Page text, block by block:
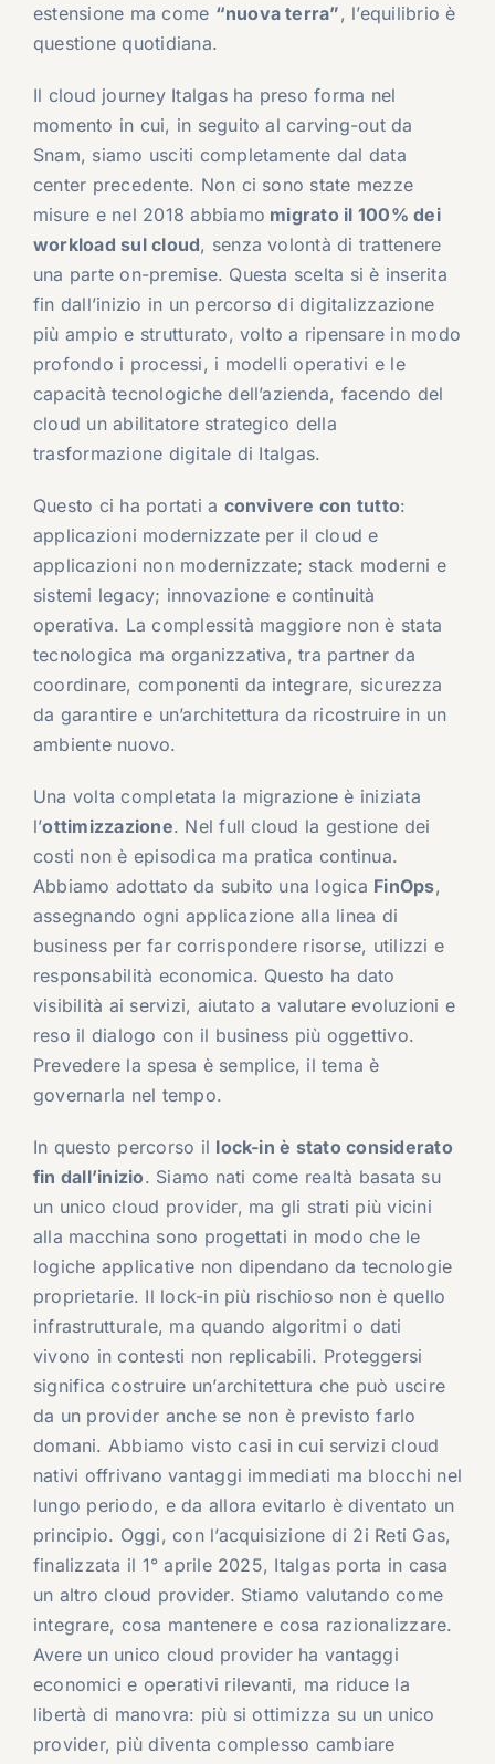
estensione ma come “nuova terra”, l’equilibrio è
questione quotidiana.
Il cloud journey Italgas ha preso forma nel
momento in cui, in seguito al carving-out da
Snam, siamo usciti completamente dal data
center precedente. Non ci sono state mezze
misure e nel 2018 abbiamo migrato il 100% dei
workload sul cloud, senza volontà di trattenere
una parte on-premise. Questa scelta si è inserita
fin dall’inizio in un percorso di digitalizzazione
più ampio e strutturato, volto a ripensare in modo
profondo i processi, i modelli operativi e le
capacità tecnologiche dell’azienda, facendo del
cloud un abilitatore strategico della
trasformazione digitale di Italgas.
Questo ci ha portati a convivere con tutto:
applicazioni modernizzate per il cloud e
applicazioni non modernizzate; stack moderni e
sistemi legacy; innovazione e continuità
operativa. La complessità maggiore non è stata
tecnologica ma organizzativa, tra partner da
coordinare, componenti da integrare, sicurezza
da garantire e un’architettura da ricostruire in un
ambiente nuovo.
Una volta completata la migrazione è iniziata
l’ottimizzazione. Nel full cloud la gestione dei
costi non è episodica ma pratica continua.
Abbiamo adottato da subito una logica FinOps,
assegnando ogni applicazione alla linea di
business per far corrispondere risorse, utilizzi e
responsabilità economica. Questo ha dato
visibilità ai servizi, aiutato a valutare evoluzioni e
reso il dialogo con il business più oggettivo.
Prevedere la spesa è semplice, il tema è
governarla nel tempo.
In questo percorso il lock-in è stato considerato
fin dall’inizio. Siamo nati come realtà basata su
un unico cloud provider, ma gli strati più vicini
alla macchina sono progettati in modo che le
logiche applicative non dipendano da tecnologie
proprietarie. Il lock-in più rischioso non è quello
infrastrutturale, ma quando algoritmi o dati
vivono in contesti non replicabili. Proteggersi
significa costruire un’architettura che può uscire
da un provider anche se non è previsto farlo
domani. Abbiamo visto casi in cui servizi cloud
nativi offrivano vantaggi immediati ma blocchi nel
lungo periodo, e da allora evitarlo è diventato un
principio. Oggi, con l’acquisizione di 2i Reti Gas,
finalizzata il 1° aprile 2025, Italgas porta in casa
un altro cloud provider. Stiamo valutando come
integrare, cosa mantenere e cosa razionalizzare.
Avere un unico cloud provider ha vantaggi
economici e operativi rilevanti, ma riduce la
libertà di manovra: più si ottimizza su un unico
provider, più diventa complesso cambiare